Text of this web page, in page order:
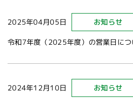
2025年04月05日 お知らせ
令和7年度（2025年度）の営業日につ
2024年12月10日 お知らせ